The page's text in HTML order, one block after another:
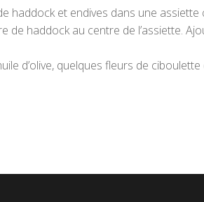
haddock et endives dans une assiette
de haddock au centre de l’assiette.
d’olive, quelques fleurs de